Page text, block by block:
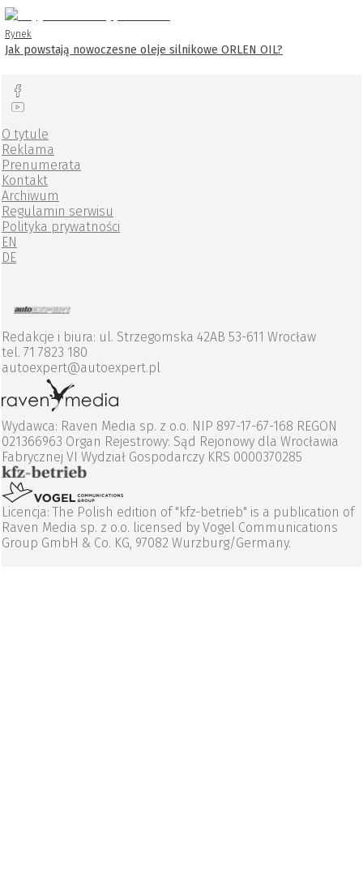
Rynek
Jak powstają nowoczesne oleje silnikowe ORLEN OIL?
O tytule
Reklama
Prenumerata
Kontakt
Archiwum
Regulamin serwisu
Polityka prywatności
EN
DE
Redakcje i biura: ul. Strzegomska 42AB 53-611 Wrocław
tel. 71 7823 180
autoexpert@autoexpert.pl
Wydawca: Raven Media sp. z o.o. NIP 897-17-67-168 REGON
021366963 Organ Rejestrowy: Sąd Rejonowy dla Wrocławia
Fabrycznej VI Wydział Gospodarczy KRS 0000370285
Licencja: The Polish edition of "kfz-betrieb" is a publication of
Raven Media sp. z o.o. licensed by Vogel Communications
Group GmbH & Co. KG, 97082 Wurzburg/Germany.